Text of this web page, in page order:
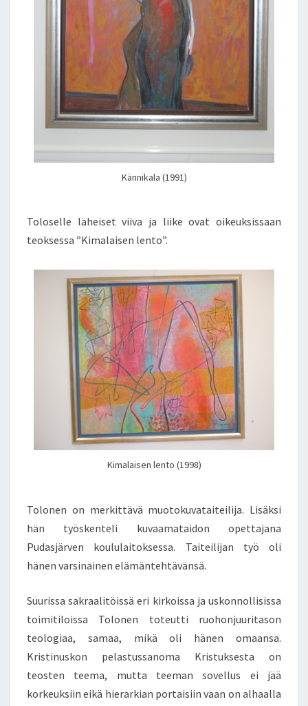
Kännikala (1991)
Toloselle läheiset viiva ja liike ovat oikeuksissaan
teoksessa ”Kimalaisen lento”.
Kimalaisen lento (1998)
Tolonen on merkittävä muotokuvataiteilija. Lisäksi
hän työskenteli kuvaamataidon opettajana
Pudasjärven koululaitoksessa. Taiteilijan työ oli
hänen varsinainen elämäntehtävänsä.
Suurissa sakraalitöissä eri kirkoissa ja uskonnollisissa
toimitiloissa Tolonen toteutti ruohonjuuritason
teologiaa, samaa, mikä oli hänen omaansa.
Kristinuskon pelastussanoma Kristuksesta on
teosten teema, mutta teeman sovellus ei jää
korkeuksiin eikä hierarkian portaisiin vaan on alhaalla